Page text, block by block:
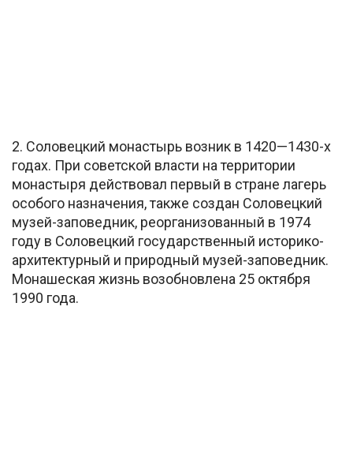
2. Соловецкий монастырь возник в 1420—1430-х
годах. При советской власти на территории
монастыря действовал первый в стране лагерь
особого назначения, также создан Соловецкий
музей-заповедник, реорганизованный в 1974
году в Соловецкий государственный историко-
архитектурный и природный музей-заповедник.
Монашеская жизнь возобновлена 25 октября
1990 года.